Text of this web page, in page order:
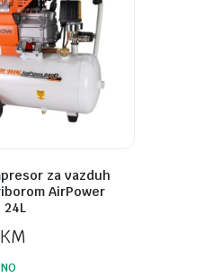
za vazduh
AirPower
24L
KM